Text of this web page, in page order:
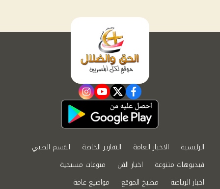
facebook
twitter
youtube
instagram
الرئيسية الاخبار العامة التقارير الخاصة
القسم الطبي
فيديوهات متنوعة
اخبار الفن
منوعات مسيحية
اخبار الرياضة
مطبخ الموقع مواضيع عامة